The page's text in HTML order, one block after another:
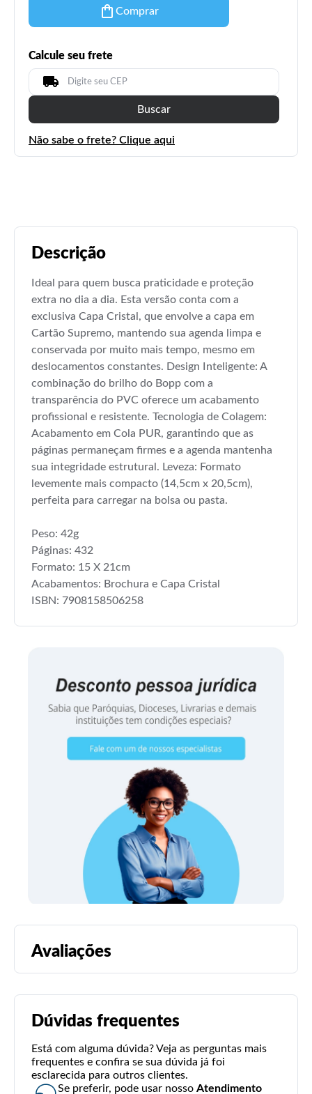
Comprar
Calcule seu frete
Buscar
Não sabe o frete? Clique aqui
Descrição
Ideal para quem busca praticidade e proteção
extra no dia a dia. Esta versão conta com a
exclusiva Capa Cristal, que envolve a capa em
Cartão Supremo, mantendo sua agenda limpa e
conservada por muito mais tempo, mesmo em
deslocamentos constantes. Design Inteligente: A
combinação do brilho do Bopp com a
transparência do PVC oferece um acabamento
profissional e resistente. Tecnologia de Colagem:
Acabamento em Cola PUR, garantindo que as
páginas permaneçam firmes e a agenda mantenha
sua integridade estrutural. Leveza: Formato
levemente mais compacto (14,5cm x 20,5cm),
perfeita para carregar na bolsa ou pasta.
Peso: 42g
Páginas: 432
Formato: 15 X 21cm
Acabamentos: Brochura e Capa Cristal
ISBN: 7908158506258
Avaliações
Dúvidas frequentes
Está com alguma dúvida? Veja as perguntas mais
frequentes e confira se sua dúvida já foi
esclarecida para outros clientes.
Se preferir, pode usar nosso Atendimento